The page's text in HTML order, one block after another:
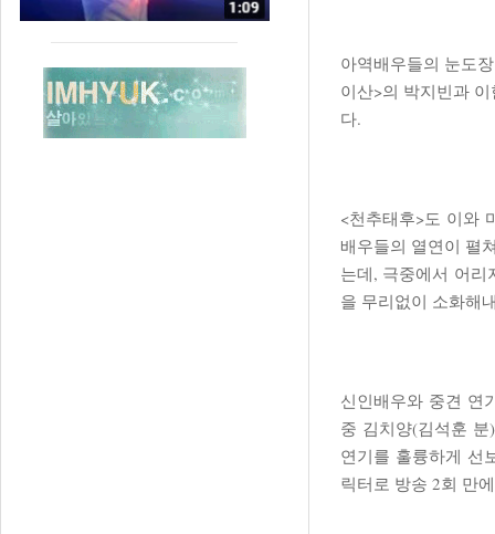
아역배우들의 눈도
이산>의 박지빈과
다.
<천추태후>도 이와
배우들의 열연이 펼
는데, 극중에서 어
을 무리없이 소화해
신인배우와 중견 연
중 김치양(김석훈
연기를 훌륭하게 선
릭터로 방송 2회 만